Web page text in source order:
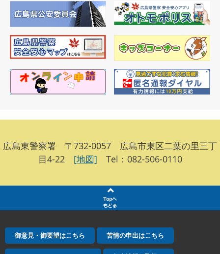
広島東警察署 〒732-0057 広島市東区二葉の里三丁
目4-22 [地図] Tel：082-506-0110
御意見・御要望はこちら 苦情の申出はこちら